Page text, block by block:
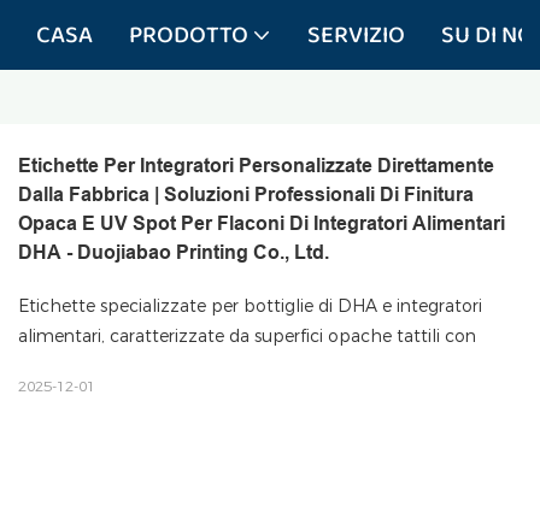
CASA PRODOTTO SERVIZIO SU DI NOI
Etichette Per Integratori Personalizzate Direttamente
Dalla Fabbrica | Soluzioni Professionali Di Finitura
Opaca E UV Spot Per Flaconi Di Integratori Alimentari
DHA - Duojiabao Printing Co., Ltd.
Etichette specializzate per bottiglie di DHA e integratori
alimentari, caratterizzate da superfici opache tattili con
2025-12-01